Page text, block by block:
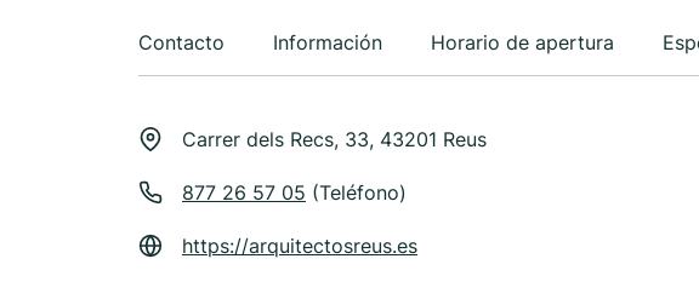
Contacto Información Horario de apertura
Carrer dels Recs, 33, 43201 Reus
877 26 57 05 (Teléfono)
https://arquitectosreus.es